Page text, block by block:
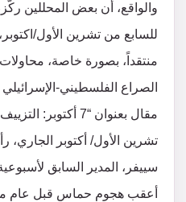
والواقع، أن بعض المحللين
للسابع من تشرين الأول/
منتقداً، بصورة خاصة، محاولات
الصراع الفلسطيني-
تشرين الأول/ أكتوبر
سييفر، المدير السابق
أعقب هجوم حماس قبل عام